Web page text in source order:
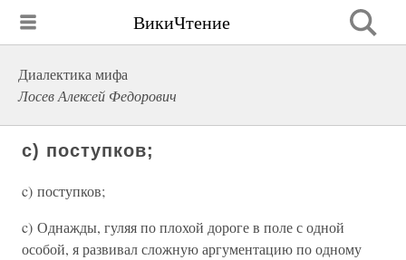
ВикиЧтение
Диалектика мифа
Лосев Алексей Федорович
c) поступков;
c) поступков;
c) Однажды, гуляя по плохой дороге в поле с одной
особой, я развивал сложную аргументацию по одному